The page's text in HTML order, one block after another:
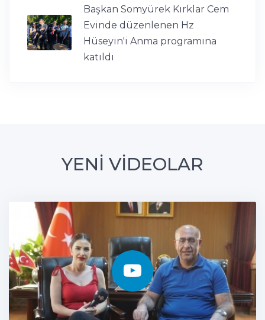
Başkan Somyürek Kırklar Cem
Evinde düzenlenen Hz
Hüseyin'i Anma programına
katıldı
YENİ VİDEOLAR